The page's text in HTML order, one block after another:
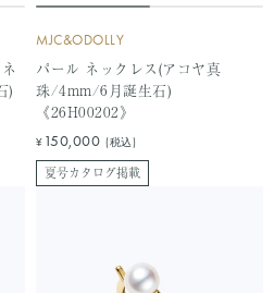
)
夏号カタログ掲載
MJC&ODOLLY
パール ネックレス(アコヤ真
珠/4mm/6月誕生石)
《26H00202》
セ
ー
ル
¥ 150,000 (税込)